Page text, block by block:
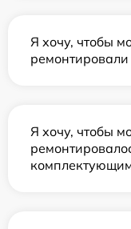
Я хочу, чтобы
Я хочу, чтобы